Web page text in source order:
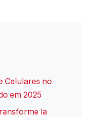
Celulares no
em 2025
la